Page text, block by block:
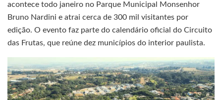
acontece todo janeiro no Parque Municipal Monsenhor
Bruno Nardini e atrai cerca de 300 mil visitantes por
edição. O evento faz parte do calendário oficial do Circuito
das Frutas, que reúne dez municípios do interior paulista.